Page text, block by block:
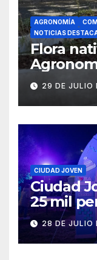
AGRONOMÍA
NOTICIAS
Flora
29 DE JULIO
CIUDAD JOVEN
Ciudad
25 mil
28 DE